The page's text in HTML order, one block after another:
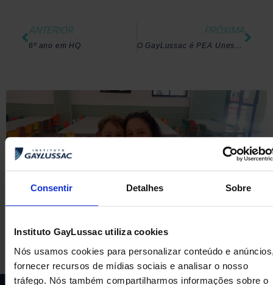
Consentir Detalhes Sobre
Instituto GayLussac utiliza cookies
Nós usamos cookies para personalizar conteúdo e
fornecer recursos de mídias sociais e analisar o nosso
tráfego. Nós também compartilharmos informações sobre o
ANTERIOR
6º ano em HQ
PRÓXIMA
O GayLussac é PEA Unesco há 20 anos